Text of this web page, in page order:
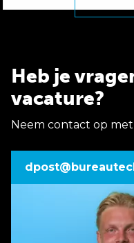
Heb je
vacature?
Neem contact op met